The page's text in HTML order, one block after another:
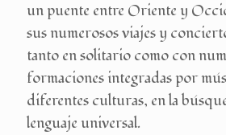
un puente entre Oriente y
sus numerosos viajes y
tanto en solitario como con
formaciones integradas por
diferentes culturas, en la
lenguaje universal.